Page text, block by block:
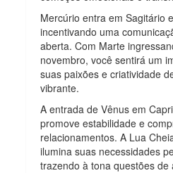
Mercúrio entra em Sagitário
incentivando uma
aberta. Com Marte
novembro, você sentirá um
suas paixões e criatividade
vibrante.
A entrada de Vênus em
promove estabilidade e
relacionamentos. A Lua
ilumina suas necessidades
trazendo à tona questões de